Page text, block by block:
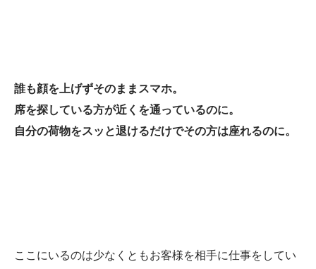
誰も顔を上げずそのままスマホ。
席を探している方が近くを通っているのに。
自分の荷物をスッと退けるだけでその方は座れるのに。
ここにいるのは少なくともお客様を相手に仕事をしてい